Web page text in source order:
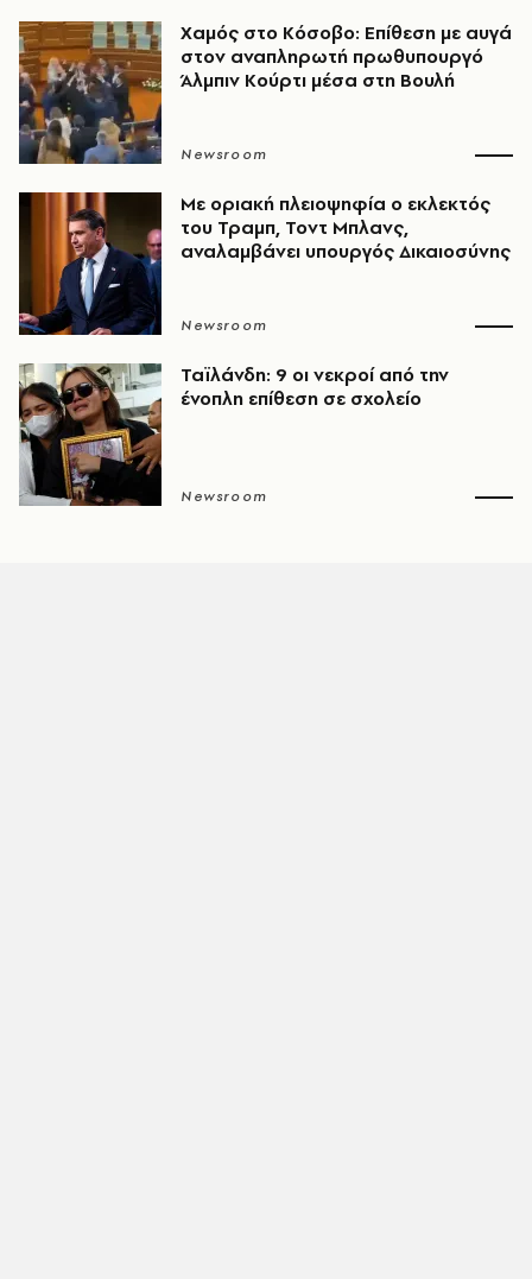
Χαμός στο Κόσοβο: Επίθεση με αυγά
στον αναπληρωτή πρωθυπουργό
Άλμπιν Κούρτι μέσα στη Βουλή
Newsroom
Με οριακή πλειοψηφία ο εκλεκτός
του Τραμπ, Τοντ Μπλανς,
αναλαμβάνει υπουργός Δικαιοσύνης
Newsroom
Ταϊλάνδη: 9 οι νεκροί από την
ένοπλη επίθεση σε σχολείο
Newsroom